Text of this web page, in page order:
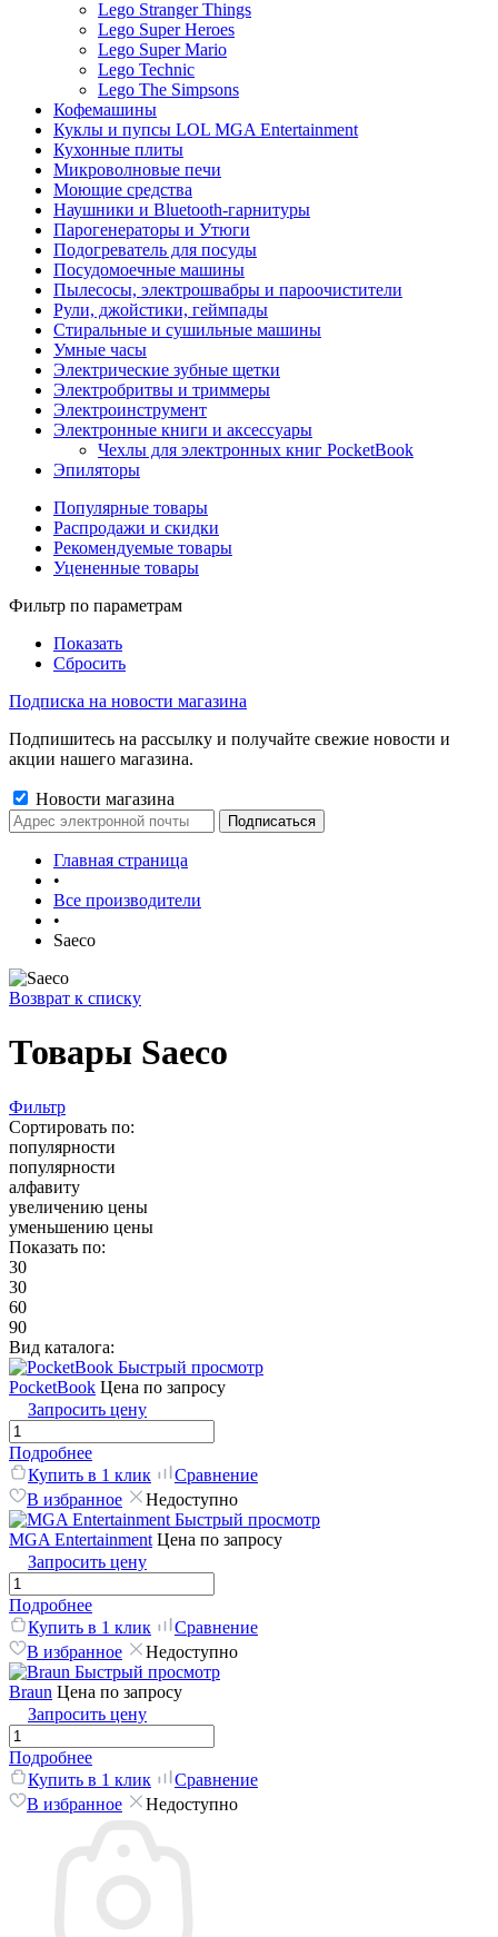
Lego Stranger Things
Lego Super Heroes
Lego Super Mario
Lego Technic
Lego The Simpsons
Кофемашины
Куклы и пупсы LOL MGA Entertainment
Кухонные плиты
Микроволновые печи
Моющие средства
Наушники и Bluetooth-гарнитуры
Парогенераторы и Утюги
Подогреватель для посуды
Посудомоечные машины
Пылесосы, электрошвабры и пароочистители
Рули, джойстики, геймпады
Стиральные и сушильные машины
Умные часы
Электрические зубные щетки
Электробритвы и триммеры
Электроинструмент
Электронные книги и аксессуары
Чехлы для электронных книг PocketBook
Эпиляторы
Популярные товары
Распродажи и скидки
Рекомендуемые товары
Уцененные товары
Фильтр по параметрам
Показать
Сбросить
Подписка на новости магазина
Подпишитесь на рассылку и получайте свежие новости и
акции нашего магазина.
Новости магазина
Главная страница
•
Все производители
•
Saeco
Возврат к списку
Товары Saeco
Фильтр
Сортировать по:
популярности
популярности
алфавиту
увеличению цены
уменьшению цены
Показать по:
30
30
60
90
Вид каталога:
Быстрый просмотр
PocketBook Цена по запросу
Запросить цену
Подробнее
Купить в 1 клик
Сравнение
В избранное
Недоступно
Быстрый просмотр
MGA Entertainment Цена по запросу
Запросить цену
Подробнее
Купить в 1 клик
Сравнение
В избранное
Недоступно
Быстрый просмотр
Braun Цена по запросу
Запросить цену
Подробнее
Купить в 1 клик
Сравнение
В избранное
Недоступно